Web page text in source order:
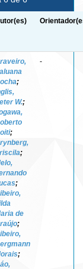
;
W.;
;
;
;
de
;
;
-